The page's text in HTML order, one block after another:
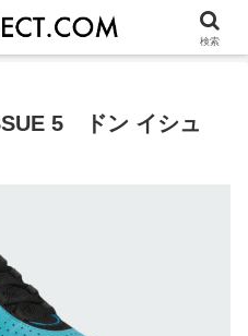
NIKE ADIDAS
5 ドン イシュ
検索